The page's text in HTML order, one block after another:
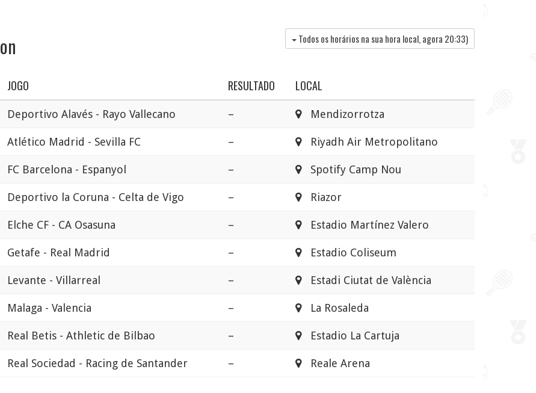
Todos os horários na sua hora local, agora 20:33)
JOGO RESULTADO LOCAL
Deportivo Alavés - Rayo Vallecano – Mendizorrotza
Atlético Madrid - Sevilla FC – Riyadh Air Metropolitano
FC Barcelona - Espanyol – Spotify Camp Nou
Deportivo la Coruna - Celta de Vigo – Riazor
Elche CF - CA Osasuna – Estadio Martínez Valero
Getafe - Real Madrid – Estadio Coliseum
Levante - Villarreal – Estadi Ciutat de València
Malaga - Valencia – La Rosaleda
Real Betis - Athletic de Bilbao – Estadio La Cartuja
Real Sociedad - Racing de Santander – Reale Arena